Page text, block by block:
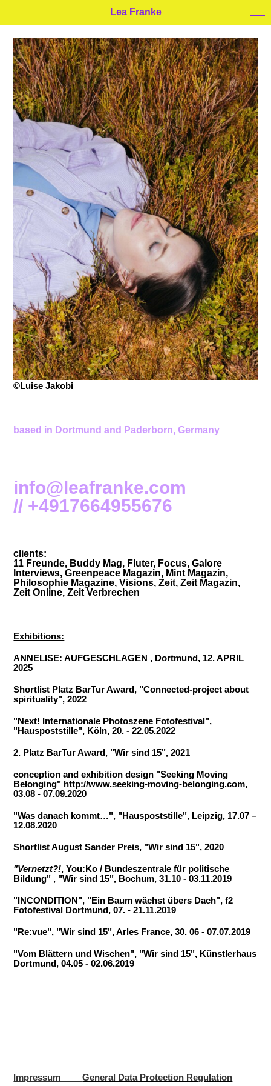
Lea Franke
©Luise Jakobi
based in Dortmund and Paderborn, Germany
info@leafranke.com
// +4917664955676
clients:
11 Freunde, Buddy Mag, Fluter, Focus, Galore
Interviews, Greenpeace Magazin, Mint Magazin,
Philosophie Magazine, Visions, Zeit, Zeit Magazin,
Zeit Online, Zeit Verbrechen
Exhibitions:
ANNELISE: AUFGESCHLAGEN , Dortmund, 12. APRIL
2025
Shortlist Platz BarTur Award, "Connected-project about
spirituality", 2022
"Next! Internationale Photoszene Fotofestival",
"Hauspoststille", Köln, 20. - 22.05.2022
2. Platz BarTur Award, "Wir sind 15", 2021
conception and exhibition design "Seeking Moving
Belonging" http://www.seeking-moving-belonging.com,
03.08 - 07.09.2020
"Was danach kommt…", "Hauspoststille", Leipzig, 17.07 –
12.08.2020
Shortlist August Sander Preis, "Wir sind 15", 2020
"Vernetzt?!, You:Ko / Bundeszentrale für politische
Bildung" , "Wir sind 15", Bochum, 31.10 - 03.11.2019
"INCONDITION", "Ein Baum wächst übers Dach", f2
Fotofestival Dortmund, 07. - 21.11.2019
"Re:vue", "Wir sind 15", Arles France, 30. 06 - 07.07.2019
"Vom Blättern und Wischen", "Wir sind 15", Künst­ler­haus
Dort­mund, 04.05 - 02.06.2019
ImpressumGeneral Data Protection Regulation